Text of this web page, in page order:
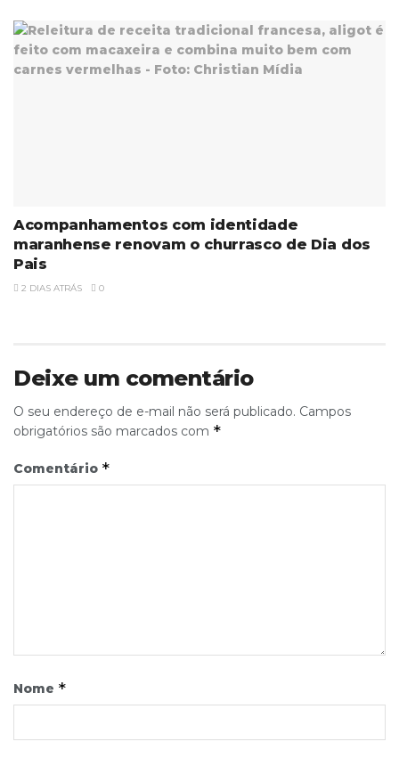
Acompanhamentos com identidade
maranhense renovam o churrasco de Dia dos
Pais
2 DIAS ATRÁS 0
Deixe um comentário
O seu endereço de e-mail não será publicado. Campos
obrigatórios são marcados com *
Comentário *
Nome *